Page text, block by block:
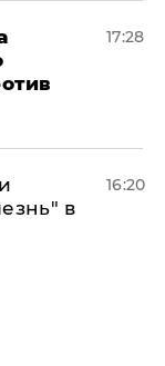
17:28
в
16:20